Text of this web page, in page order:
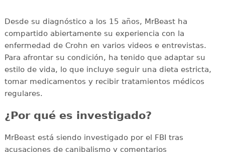
Desde su diagnóstico a los 15 años, MrBeast ha
compartido abiertamente su experiencia con la
enfermedad de Crohn en varios videos e entrevistas.
Para afrontar su condición, ha tenido que adaptar su
estilo de vida, lo que incluye seguir una dieta estricta,
tomar medicamentos y recibir tratamientos médicos
regulares.
¿Por qué es investigado?
MrBeast está siendo investigado por el FBI tras
acusaciones de canibalismo y comentarios